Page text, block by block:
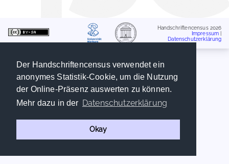
Der Handschriftencensus verwendet ein
anonymes Statistik-Cookie, um die Nutzung
der Online-Präsenz auswerten zu können.
Mehr dazu in der Datenschutzerklärung
Okay
Handschriftencensus 2026
Impressum
Datenschutzerklärung